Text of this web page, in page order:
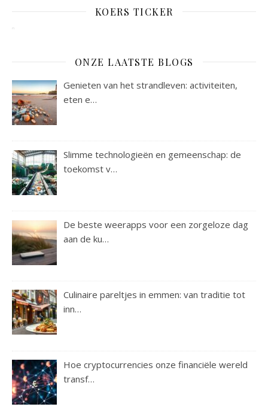
KOERS TICKER
ONZE LAATSTE BLOGS
Genieten van het strandleven: activiteiten,
eten e…
Slimme technologieën en gemeenschap: de
toekomst v…
De beste weerapps voor een zorgeloze dag
aan de ku…
Culinaire pareltjes in emmen: van traditie tot
inn…
Hoe cryptocurrencies onze financiële wereld
transf…